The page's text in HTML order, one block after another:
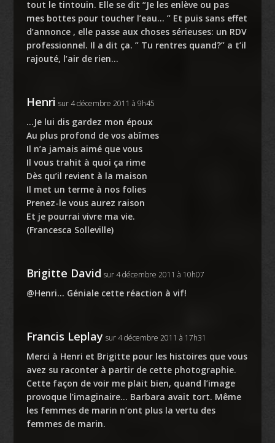
tout le tintouin. Elle se dit “Je les enlève ou pas
mes bottes pour toucher l’eau… ” Et puis sans effet
d’annonce , elle passe aux choses sérieuses: un RDV
professionnel. Il a dit ça. ” Tu rentres quand?” a t’il
rajouté, l’air de rien…
Henri sur 4 décembre 2011 à 9h45
…Je lui dis gardez mon époux
Au plus profond de vos abîmes
Il n’a jamais aimé que vous
Il vous trahit à quoi ça rime
Dès qu’il revient à la maison
Il met un terme à nos folies
Prenez-le vous aurez raison
Et je pourrai vivre ma vie.
(Francesca Solleville)
Brigitte David sur 4 décembre 2011 à 10h07
@Henri… Géniale cette réaction à vif!
Francis Leplay sur 4 décembre 2011 à 17h31
Merci à Henri et Brigitte pour les histoires que vous
avez su raconter à partir de cette photographie.
Cette façon de voir me plait bien, quand l’image
provoque l’imaginaire… Barbara avait tort. Même
les femmes de marin n’ont plus la vertu des
femmes de marin.